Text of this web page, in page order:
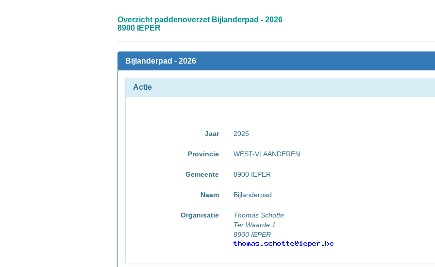
Overzicht paddenoverzet Bijlanderpad - 2026
8900 IEPER
Bijlanderpad - 2026
Actie
Jaar 2026
Provincie WEST-VLAANDEREN
Gemeente 8900 IEPER
Naam Bijlanderpad
Organisatie
Thomas Schotte
Ter Waarde 1
8900 IEPER